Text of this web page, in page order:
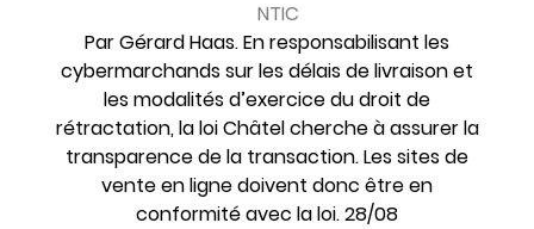
NTIC
Par Gérard Haas. En responsabilisant les
cybermarchands sur les délais de livraison et
les modalités d’exercice du droit de
rétractation, la loi Châtel cherche à assurer la
transparence de la transaction. Les sites de
vente en ligne doivent donc être en
conformité avec la loi. 28/08